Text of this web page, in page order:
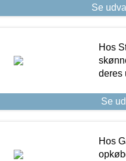
Se
Hos
deres
Se
Hos